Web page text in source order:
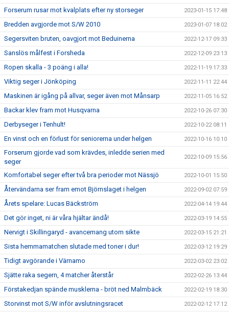
Forserum rusar mot kvalplats efter ny storseger 2023-01-15 17:48
Bredden avgjorde mot S/W 2010 2023-01-07 18:02
Segersviten bruten, oavgjort mot Beduinerna 2022-12-17 09:33
Sanslös målfest i Forsheda 2022-12-09 23:13
Ropen skalla - 3 poäng i alla! 2022-11-19 17:33
Viktig seger i Jönköping 2022-11-11 22:44
Maskinen är igång på allvar, seger även mot Månsarp 2022-11-05 16:52
Backar klev fram mot Husqvarna 2022-10-26 07:30
Derbyseger i Tenhult! 2022-10-22 08:11
En vinst och en förlust för seniorerna under helgen 2022-10-16 10:10
Forserum gjorde vad som krävdes, inledde serien med
seger
2022-10-09 15:56
Komfortabel seger efter två bra perioder mot Nässjö 2022-10-01 15:50
Återvändarna ser fram emot Björnslaget i helgen 2022-09-02 07:59
Årets spelare: Lucas Bäckström 2022-04-14 19:44
Det gör inget, ni är våra hjältar ändå! 2022-03-19 14:55
Nervigt i Skillingaryd - avancemang utom sikte 2022-03-15 21:21
Sista hemmamatchen slutade med toner i dur! 2022-03-12 19:29
Tidigt avgörande i Värnamo 2022-03-02 23:02
Sjätte raka segern, 4 matcher återstår 2022-02-26 13:44
Förstakedjan spände musklerna - bröt ned Malmbäck 2022-02-19 18:30
Storvinst mot S/W inför avslutningsracet 2022-02-12 17:12